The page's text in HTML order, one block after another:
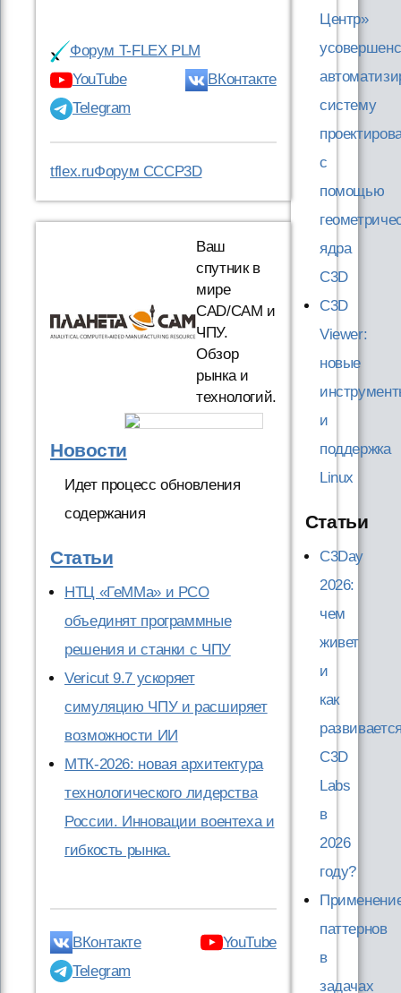
Форум T-FLEX PLM
YouTube
ВКонтакте
Telegram
tflex.ruФорум CCCP3D
Ваш
спутник в
мире
CAD/CAM и
ЧПУ.
Обзор
рынка и
технологий.
Новости
Идет процесс обновления
содержания
Статьи
НТЦ «ГеММа» и РСО
объединят программные
решения и станки с ЧПУ
Vericut 9.7 ускоряет
симуляцию ЧПУ и расширяет
возможности ИИ
МТК-2026: новая архитектура
технологического лидерства
России. Инновации воентеха и
гибкость рынка.
ВКонтакте
YouTube
Telegram
Центр»
систему
c
помощью
ядра
C3D
C3D
Viewer:
новые
и
поддержка
Linux
Статьи
C3Day
2026:
чем
живет
и
как
C3D
Labs
в
2026
году?
паттернов
в
задачах